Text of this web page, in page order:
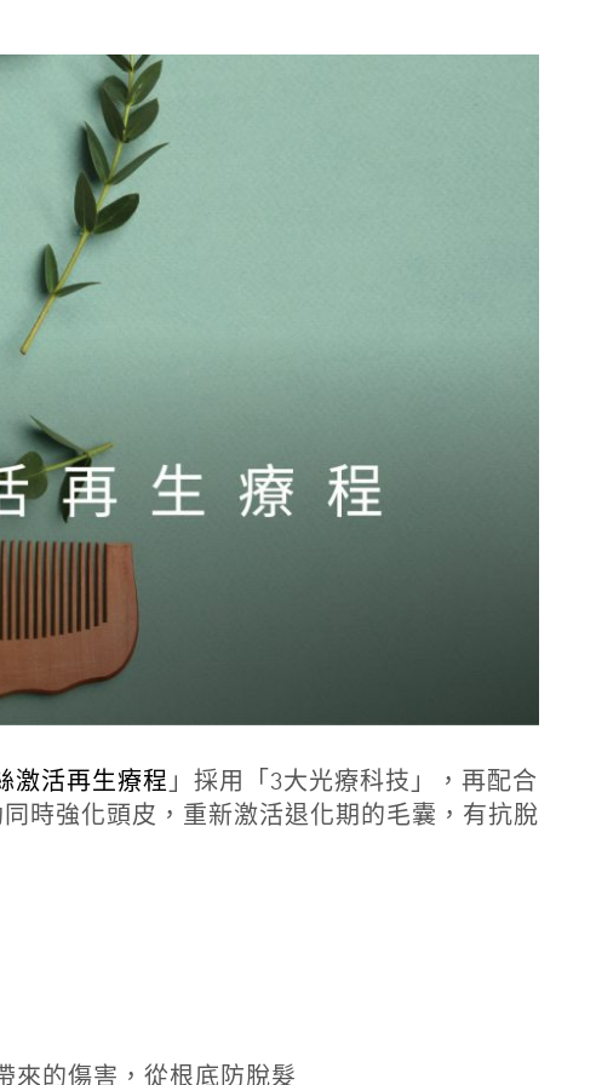
激活再生療程」採用「3大光療科技」，再配合
時強化頭皮，重新激活退化期的毛囊，有抗脫
來的傷害，從根底防脫髮